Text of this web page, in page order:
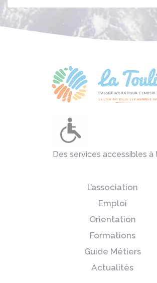
Des services accessibles à
L’association
Emploi
Orientation
Formations
Guide Métiers
Actualités